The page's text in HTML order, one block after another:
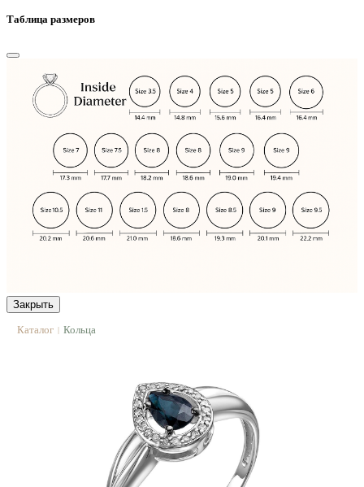
Таблица размеров
Закрыть
Каталог | Кольца